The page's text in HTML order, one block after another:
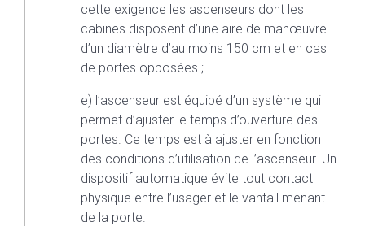
cette exigence les ascenseurs dont les
cabines disposent d’une aire de manœuvre
d’un diamètre d’au moins 150 cm et en cas
de portes opposées ;
e) l’ascenseur est équipé d’un système qui
permet d’ajuster le temps d’ouverture des
portes. Ce temps est à ajuster en fonction
des conditions d’utilisation de l’ascenseur. Un
dispositif automatique évite tout contact
physique entre l’usager et le vantail menant
de la porte.